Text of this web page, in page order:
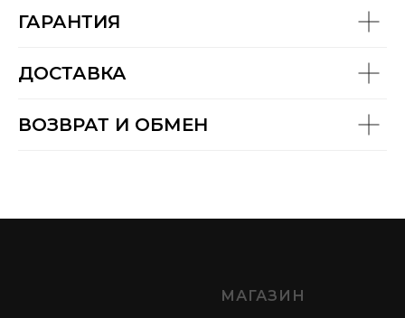
ГАРАНТИЯ
ДОСТАВКА
ВОЗВРАТ И ОБМЕН
МАГАЗИН